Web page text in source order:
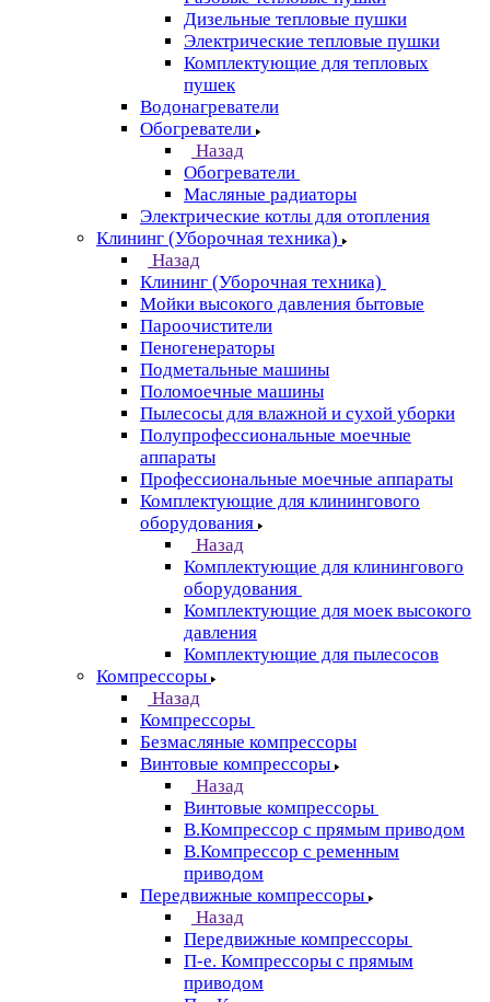
Дизельные тепловые пушки
Электрические тепловые пушки
Комплектующие для тепловых
пушек
Водонагреватели
Обогреватели
Назад
Обогреватели
Масляные радиаторы
Электрические котлы для отопления
Клининг (Уборочная техника)
Назад
Клининг (Уборочная техника)
Мойки высокого давления бытовые
Пароочистители
Пеногенераторы
Подметальные машины
Поломоечные машины
Пылесосы для влажной и сухой уборки
Полупрофессиональные моечные
аппараты
Профессиональные моечные аппараты
Комплектующие для клинингового
оборудования
Назад
Комплектующие для клинингового
оборудования
Комплектующие для моек высокого
давления
Комплектующие для пылесосов
Компрессоры
Назад
Компрессоры
Безмасляные компрессоры
Винтовые компрессоры
Назад
Винтовые компрессоры
В.Компрессор с прямым приводом
В.Компрессор с ременным
приводом
Передвижные компрессоры
Назад
Передвижные компрессоры
П-е. Компрессоры с прямым
приводом